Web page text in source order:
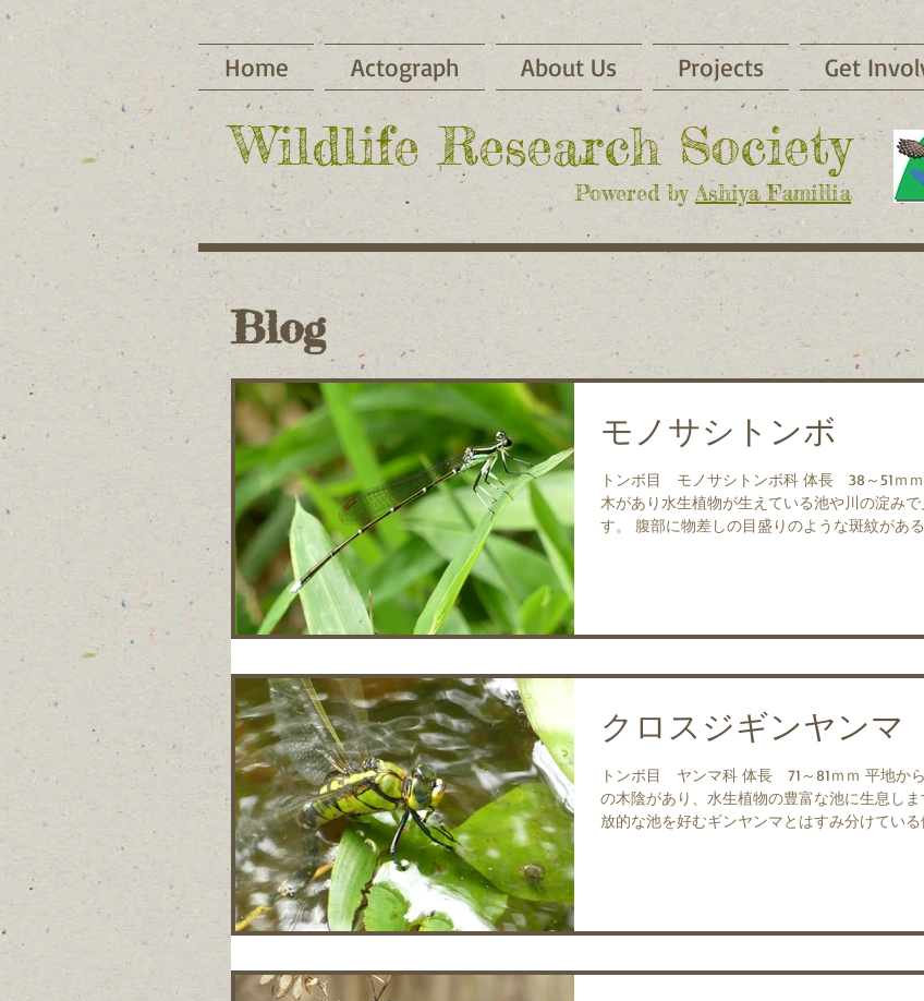
Home Actograph About Us Projects Get
​Wildlife Research Society
Powered by Ashiya Famillia
Blog
モノサシトンボ
トンボ目 モノサシトンボ科 体長 38～51ｍｍ
木があり水生植物が生えている池や川の淀みで
す。 腹部に物差しの目盛りのような斑紋がある
クロスジギンヤンマ
トンボ目 ヤンマ科 体長 71～81ｍｍ 平地から
の木陰があり、水生植物の豊富な池に生息しま
放的な池を好むギンヤンマとはすみ分けている